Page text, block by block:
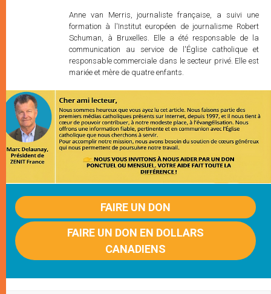
Anne van Merris, journaliste française, a suivi une
formation à l'Institut européen de journalisme Robert
Schuman, à Bruxelles. Elle a été responsable de la
communication au service de l'Église catholique et
responsable commerciale dans le secteur privé. Elle est
mariée et mère de quatre enfants.
FAIRE UN DON
FAIRE UN DON EN DOLLARS
CANADIENS